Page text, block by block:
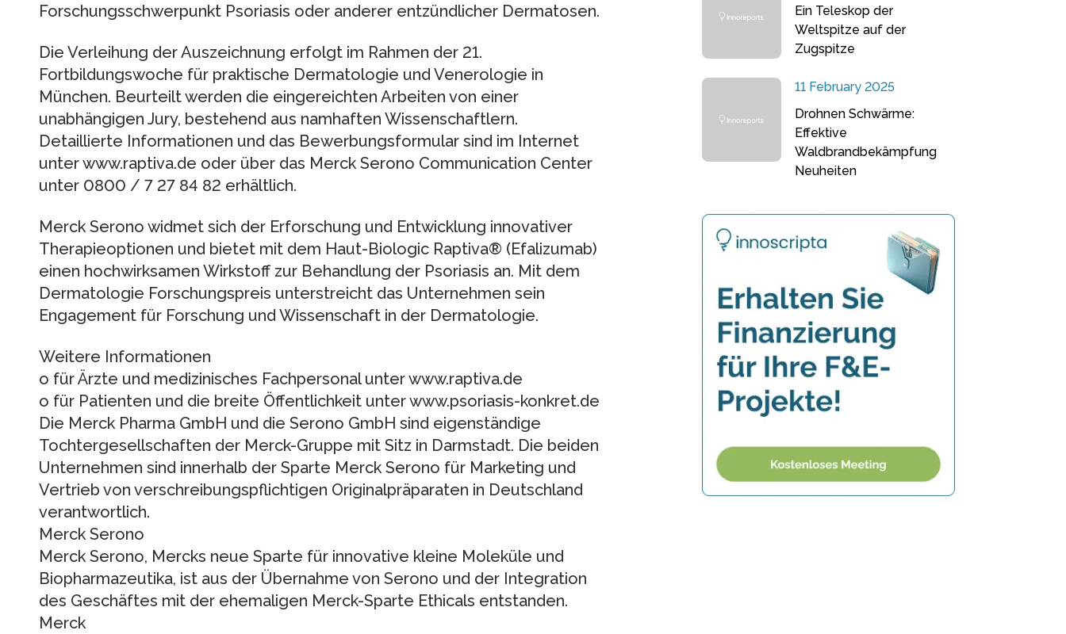
Forschungsschwerpunkt Psoriasis oder anderer entzündlicher Dermatosen.
Die Verleihung der Auszeichnung erfolgt im Rahmen der 21.
Fortbildungswoche für praktische Dermatologie und Venerologie in
München. Beurteilt werden die eingereichten Arbeiten von einer
unabhängigen Jury, bestehend aus namhaften Wissenschaftlern.
Detaillierte Informationen und das Bewerbungsformular sind im Internet
unter www.raptiva.de oder über das Merck Serono Communication Center
unter 0800 / 7 27 84 82 erhältlich.
Merck Serono widmet sich der Erforschung und Entwicklung innovativer
Therapieoptionen und bietet mit dem Haut-Biologic Raptiva® (Efalizumab)
einen hochwirksamen Wirkstoff zur Behandlung der Psoriasis an. Mit dem
Dermatologie Forschungspreis unterstreicht das Unternehmen sein
Engagement für Forschung und Wissenschaft in der Dermatologie.
Weitere Informationen
o für Ärzte und medizinisches Fachpersonal unter www.raptiva.de
o für Patienten und die breite Öffentlichkeit unter www.psoriasis-konkret.de
Die Merck Pharma GmbH und die Serono GmbH sind eigenständige
Tochtergesellschaften der Merck-Gruppe mit Sitz in Darmstadt. Die beiden
Unternehmen sind innerhalb der Sparte Merck Serono für Marketing und
Vertrieb von verschreibungspflichtigen Originalpräparaten in Deutschland
verantwortlich.
Merck Serono
Merck Serono, Mercks neue Sparte für innovative kleine Moleküle und
Biopharmazeutika, ist aus der Übernahme von Serono und der Integration
des Geschäftes mit der ehemaligen Merck-Sparte Ethicals entstanden.
Merck
Ein Teleskop der
Weltspitze auf der
Zugspitze
11 February 2025
Drohnen Schwärme:
Effektive
Waldbrandbekämpfung
Neuheiten